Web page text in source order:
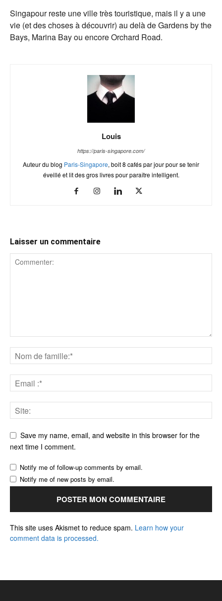
Singapour reste une ville très touristique, mais il y a une
vie (et des choses à découvrir) au delà de Gardens by the
Bays, Marina Bay ou encore Orchard Road.
Louis
https://paris-singapore.com/
Auteur du blog Paris-Singapore, boit 8 cafés par jour pour se tenir
éveillé et lit des gros livres pour paraître intelligent.
Laisser un commentaire
Save my name, email, and website in this browser for the
next time I comment.
Notify me of follow-up comments by email.
Notify me of new posts by email.
This site uses Akismet to reduce spam. Learn how your
comment data is processed.